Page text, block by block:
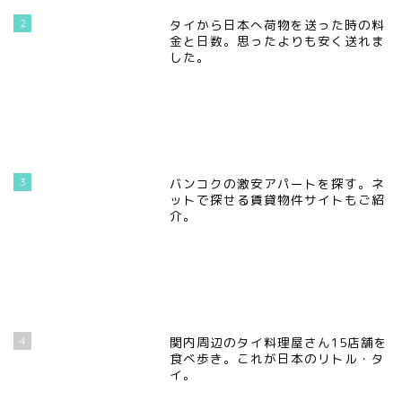
2
タイから日本へ荷物を送った時の料
金と日数。思ったよりも安く送れま
した。
3
バンコクの激安アパートを探す。ネ
ットで探せる賃貸物件サイトもご紹
介。
4
関内周辺のタイ料理屋さん15店舗を
食べ歩き。これが日本のリトル・タ
イ。